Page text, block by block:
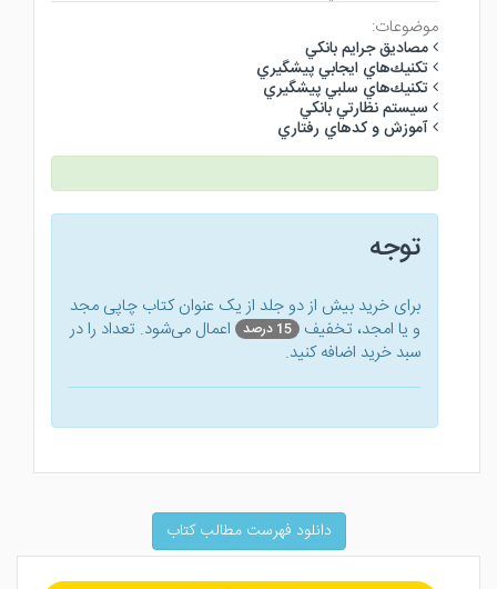
موضوعات:
مصاديق جرايم بانكي
تكنيك‌هاي ايجابي پيشگيري
تكنيك‌هاي سلبي پيشگيري
سيستم نظارتي بانكي
آموزش و كدهاي رفتاري
توجه
برای خرید بیش از دو جلد از یک عنوان کتاب‌ چاپی مجد
و یا امجد، تخفیف 15 درصد
اعمال می‌شود. تعداد را در
سبد خرید اضافه کنید.
دانلود فهرست مطالب کتاب